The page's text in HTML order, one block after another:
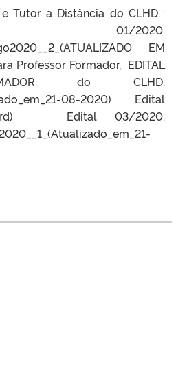
Tutor a Distância do CLHD :
EM
Professor Formador, EDITAL
do CLHD.
08-2020) Edital
Edital 03/2020.